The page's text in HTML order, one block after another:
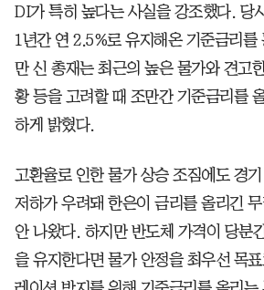
DI가 특히 높다는 사실을 강조했다. 당
1년간 연 2.5%로 유지해온 기준금리를
만 신 총재는 최근의 높은 물가와 견고
황 등을 고려할 때 조만간 기준금리를
하게 밝혔다.
고환율로 인한 물가 상승 조짐에도 경
저하가 우려돼 한은이 금리를 올리긴
안 나왔다. 하지만 반도체 가격이 당분
을 유지한다면 물가 안정을 최우선 목